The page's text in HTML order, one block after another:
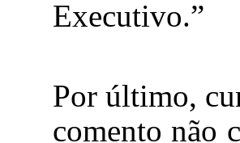
Executivo.”
Por último,
comento não